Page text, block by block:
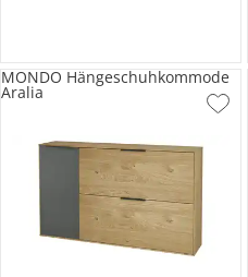
MONDO Hängeschuhkommode
Aralia